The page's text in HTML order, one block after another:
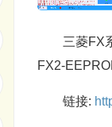
三菱FX
FX2-
链接: